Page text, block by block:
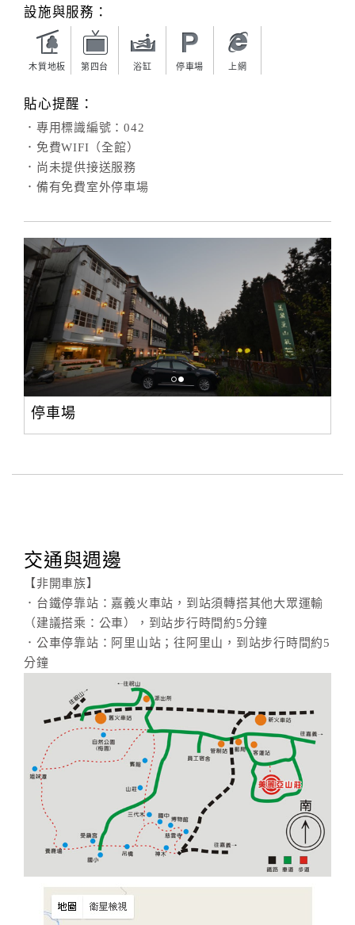
伴
商
品
宣
傳
設施與服務：
木質地板 第四台 浴缸 停車場 上網
貼心提醒：
．專用標識編號：042
．免費WIFI（全館）
．尚未提供接送服務
．備有免費室外停車場
停車場
交通與週邊
【非開車族】
．台鐵停靠站：嘉義火車站，到站須轉搭其他大眾運輸
（建議搭乘：公車），到站步行時間約5分鐘
．公車停靠站：阿里山站；往阿里山，到站步行時間約5
分鐘